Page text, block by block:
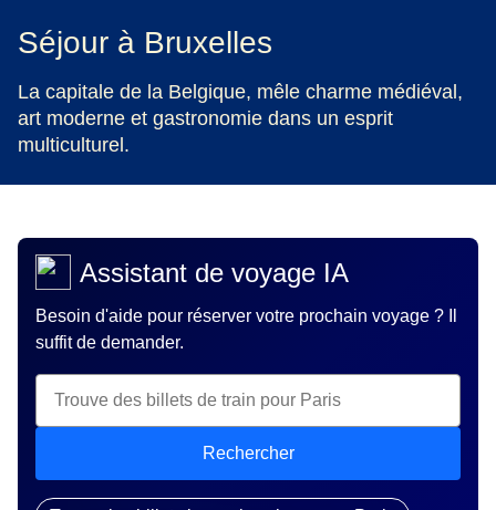
Séjour à Bruxelles
La capitale de la Belgique, mêle charme médiéval,
art moderne et gastronomie dans un esprit
multiculturel.
Assistant de voyage IA
Besoin d'aide pour réserver votre prochain voyage ? Il
suffit de demander.
Rechercher